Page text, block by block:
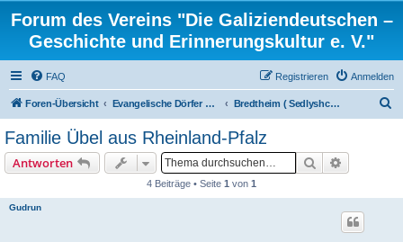
Forum des Vereins "Die Galiziendeutschen –
Geschichte und Erinnerungskultur e. V."
FAQ Anmelden
Registrieren
Foren-Übersicht Evangelische Dörfer und ortsbezogene Familienforschung Bredtheim ( Sedlyshche), Kreis Kolomyja
Familie Übel aus Rheinland-Pfalz
Antworten Suche
4 Beiträge • Seite 1 von 1
Gudrun